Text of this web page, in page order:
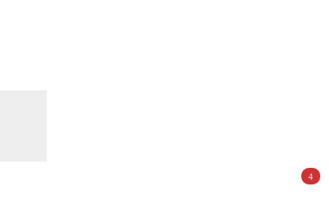
4